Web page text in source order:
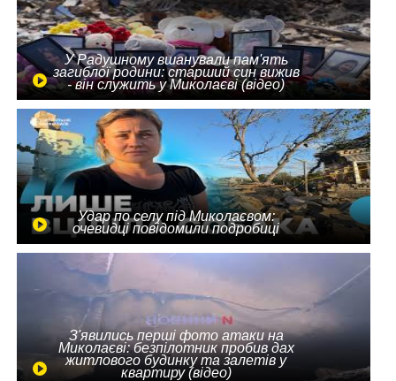
У Радушному вшанували пам'ять
загиблої родини: старший син вижив
- він служить у Миколаєві (відео)
Удар по селу під Миколаєвом:
очевидці повідомили подробиці
З'явились перші фото атаки на
Миколаєві: безпілотник пробив дах
житлового будинку та залетів у
квартиру (відео)